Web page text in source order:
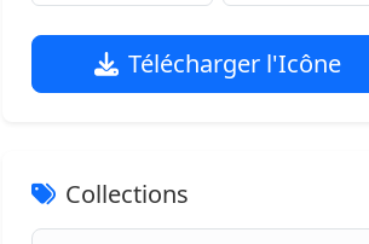
Télécharger l'Icône
Collections